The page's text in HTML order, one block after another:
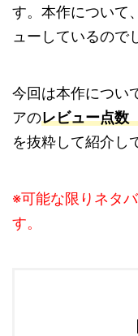
す。本作について
ューしているので
今回は本作につい
アのレビュー点数
を抜粋して紹介し
※可能な限りネタ
す。